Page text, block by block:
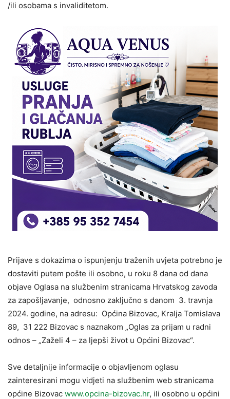
/ili osobama s invaliditetom.
Prijave s dokazima o ispunjenju traženih uvjeta potrebno je
dostaviti putem pošte ili osobno, u roku 8 dana od dana
objave Oglasa na službenim stranicama Hrvatskog zavoda
za zapošljavanje, odnosno zaključno s danom 3. travnja
2024. godine, na adresu: Općina Bizovac, Kralja Tomislava
89, 31 222 Bizovac s naznakom „Oglas za prijam u radni
odnos – „Zaželi 4 – za ljepši život u Općini Bizovac“.
Sve detaljnije informacije o objavljenom oglasu
zainteresirani mogu vidjeti na službenim web stranicama
općine Bizovac www.opcina-bizovac.hr, ili osobno u općini